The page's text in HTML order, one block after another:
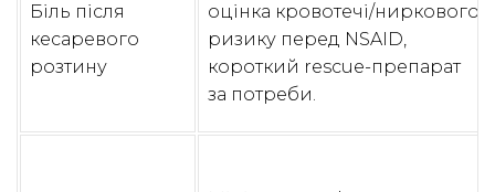
Біль після
кесаревого
розтину
оцінка кровотечі/ниркового
ризику перед NSAID,
короткий rescue-препарат
за потреби.